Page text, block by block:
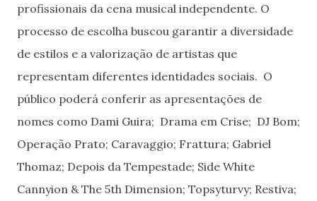
profissionais da cena musical independente. O
processo de escolha buscou garantir a diversidade
de estilos e a valorização de artistas que
representam diferentes identidades sociais. O
público poderá conferir as apresentações de
nomes como Dami Guira; Drama em Crise; DJ Bom;
Operação Prato; Caravaggio; Frattura; Gabriel
Thomaz; Depois da Tempestade; Side White
Cannyion & The 5th Dimension; Topsyturvy; Restiva;